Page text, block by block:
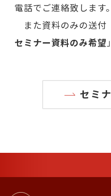
電話でご連絡致します。
また資料のみの送付
セミナー資料のみ希望
セミ